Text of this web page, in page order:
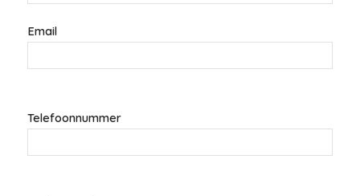
Email
Telefoonnummer